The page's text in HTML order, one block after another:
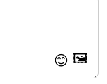
😊 🖼️